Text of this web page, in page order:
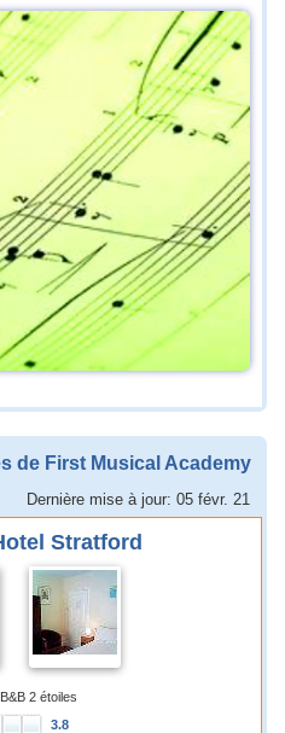
de First Musical Academy
Dernière mise à jour: 05 févr. 21
Stratford
B&B 2 étoiles
3.8